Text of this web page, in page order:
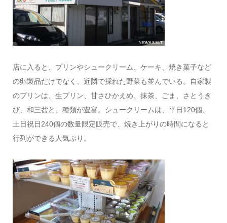
店に入ると、プリンやシュークリーム、ケーキ、焼き菓子など
の卵製品だけでなく、近隣で採れた野菜も並んでいる。自家製
のプリンは、生プリン、甘さひかえめ、抹茶、ごま、さとうき
び、和三盆と、種類が豊富。シュークリームは、平日120個、
土日祝日240個の数量限定販売で、焼き上がりの時間になると
行列ができる人気ぶり。